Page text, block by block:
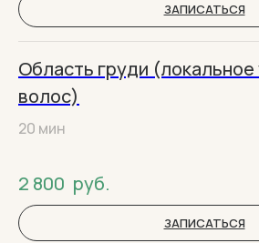
ЗАПИСАТЬСЯ
Область груди
волос)
20 мин
2 800 руб.
ЗАПИСАТЬСЯ